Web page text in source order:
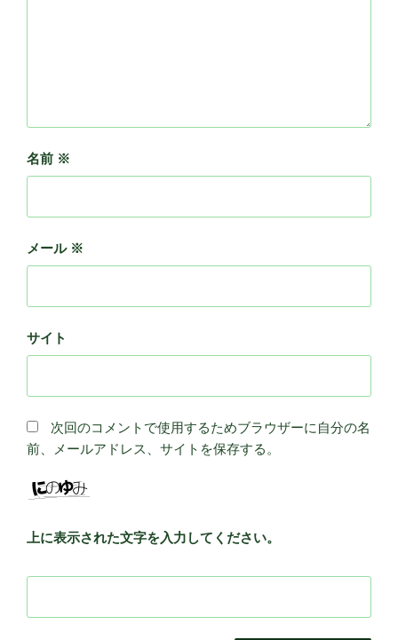
名前 ※
メール ※
サイト
次回のコメントで使用するためブラウザーに自分の名
前、メールアドレス、サイトを保存する。
上に表示された文字を入力してください。